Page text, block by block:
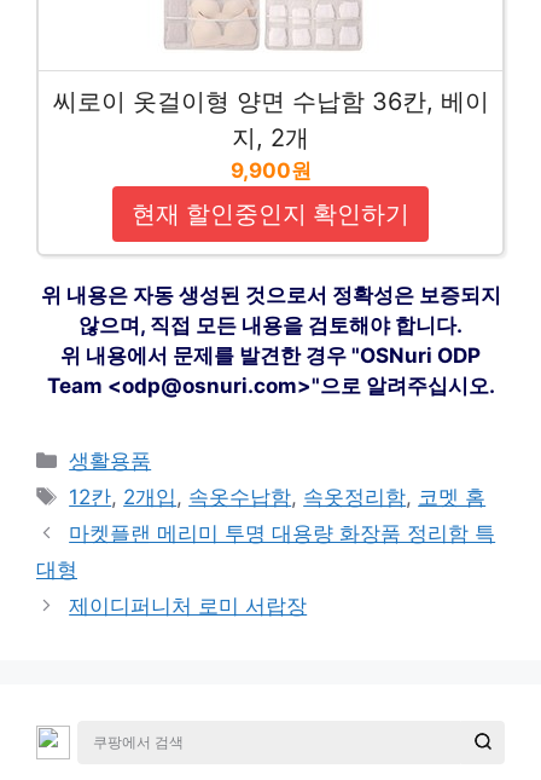
씨로이 옷걸이형 양면 수납함 36칸, 베이
지, 2개
9,900원
현재 할인중인지 확인하기
위 내용은 자동 생성된 것으로서 정확성은 보증되지
않으며, 직접 모든 내용을 검토해야 합니다.
위 내용에서 문제를 발견한 경우 "OSNuri ODP
Team <odp@osnuri.com>"으로 알려주십시오.
카
테
리
생활용품
태
그
12칸, 2개입 , 속옷수납함, 속옷정리함, 코멧 홈
마켓플랜 메리미 투명 대용량 화장품 정리함 특
대형
제이디퍼니처 로미 서랍장